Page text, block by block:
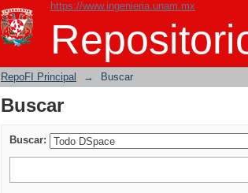
https://www.ingenieria.unam.mx
Buscar
RepoFI Principal → Buscar
Buscar
Buscar: